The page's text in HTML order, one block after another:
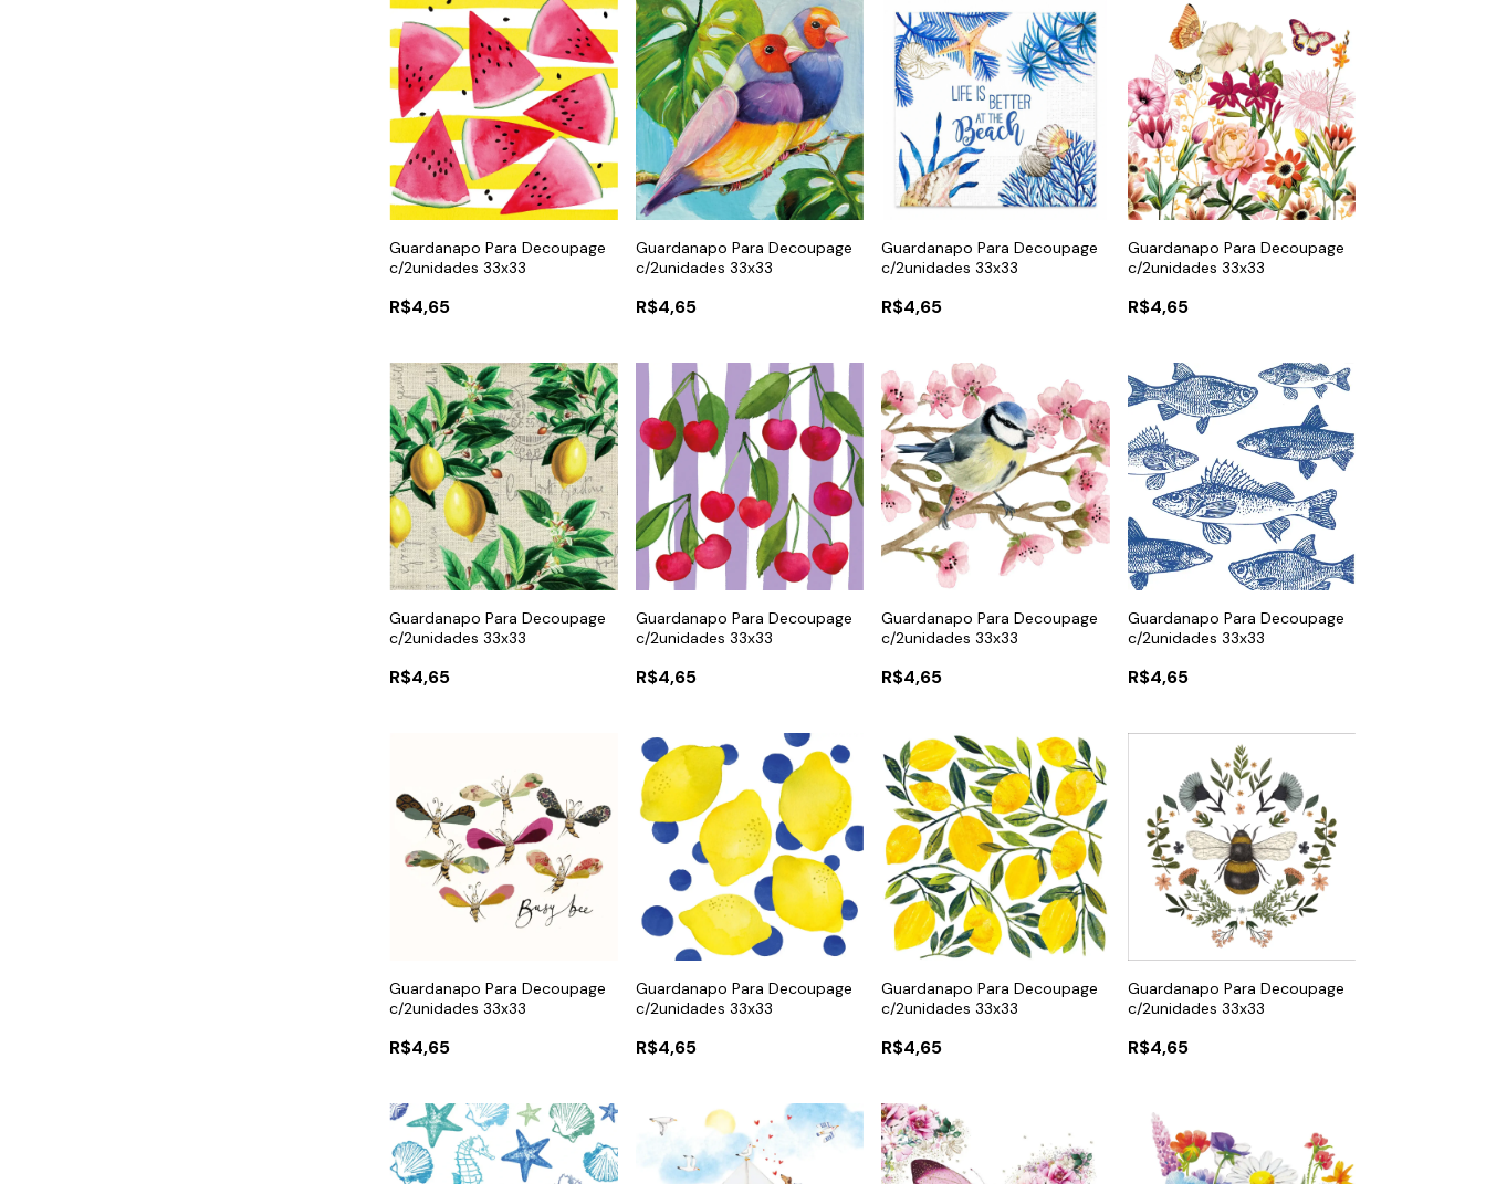
Guardanapo Para Decoupage
c/2unidades 33x33
R$4,65
Guardanapo Para Decoupage
c/2unidades 33x33
R$4,65
Guardanapo Para Decoupage
c/2unidades 33x33
R$4,65
Guardanapo Para Decoupage
c/2unidades 33x33
R$4,65
Guardanapo Para Decoupage
c/2unidades 33x33
R$4,65
Guardanapo Para Decoupage
c/2unidades 33x33
R$4,65
Guardanapo Para Decoupage
c/2unidades 33x33
R$4,65
Guardanapo Para Decoupage
c/2unidades 33x33
R$4,65
Guardanapo Para Decoupage
c/2unidades 33x33
R$4,65
Guardanapo Para Decoupage
c/2unidades 33x33
R$4,65
Guardanapo Para Decoupage
c/2unidades 33x33
R$4,65
Guardanapo Para Decoupage
c/2unidades 33x33
R$4,65